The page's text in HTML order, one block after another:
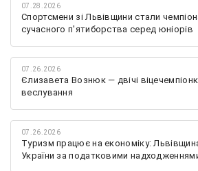
07.28.2026
Спортсмени зі Львівщини стали
сучасного п'ятиборства серед юніорів
07.26.2026
Єлизавета Вознюк — двічі
веслування
07.26.2026
Туризм працює на економіку:
України за податковими